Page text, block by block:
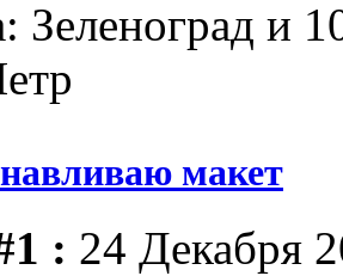
Зеленоград и
макет
: 24 Декабря